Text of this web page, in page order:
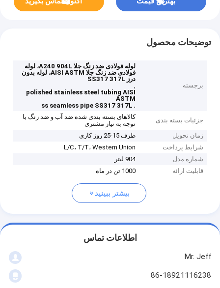
توضیحات محصول
برجسته
لوله فولادی ضد زنگ جلا A240 904L، لوله
فولادی ضد زنگ جلا AISI ASTM، لوله بدون
درز SS317 317L
,
polished stainless steel tubing AISI
ASTM
,
ss seamless pipe SS317 317L
جزئیات بسته بندی
کالاهای بسته بندی شده ضد آب و ضد زنگ با
توجه به نیاز مشتری
زمان تحویل
ظرف 15-25 روز کاری
شرایط پرداخت
L/C، T/T، Western Union
شماره مدل
904 لیتر
قابلیت ارائه
1000 تن در ماه
بیشتر ببینید
اطلاعات تماس
Mr. Jeff
86-18921116238